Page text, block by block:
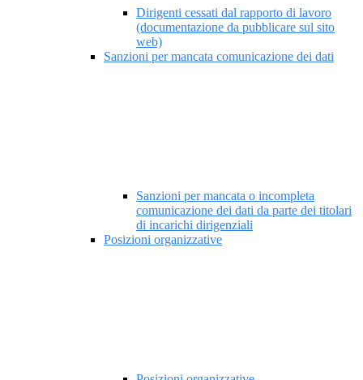
Dirigenti cessati dal rapporto di lavoro
(documentazione da pubblicare sul sito
web)
Sanzioni per mancata comunicazione dei dati
Sanzioni per mancata o incompleta
comunicazione dei dati da parte dei titolari
di incarichi dirigenziali
Posizioni organizzative